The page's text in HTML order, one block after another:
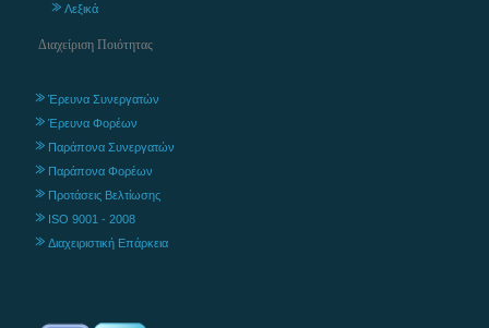
Λεξικά
Διαχείριση Ποιότητας
Έρευνα Συνεργατών
Έρευνα Φορέων
Παράπονα Συνεργατών
Παράπονα Φορέων
Προτάσεις Βελτίωσης
ISO 9001 - 2008
Διαχειριστική Επάρκεια